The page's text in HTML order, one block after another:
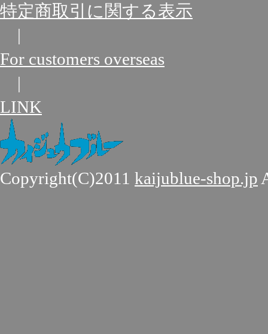
特定商取引に関する表示
|
For customers overseas
|
LINK
Copyright(C)2011 kaijublue-shop.jp